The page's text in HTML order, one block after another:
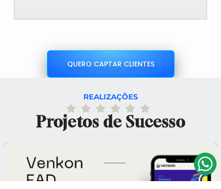
QUERO CAPTAR CLIENTES
REALIZAÇÕES
Projetos de Sucesso